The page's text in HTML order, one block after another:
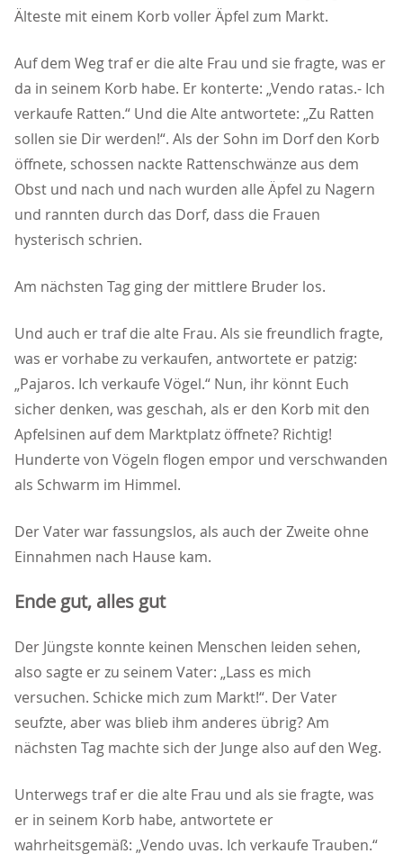
Älteste mit einem Korb voller Äpfel zum Markt.
Auf dem Weg traf er die alte Frau und sie fragte, was er
da in seinem Korb habe. Er konterte: „Vendo ratas.- Ich
verkaufe Ratten.“ Und die Alte antwortete: „Zu Ratten
sollen sie Dir werden!“. Als der Sohn im Dorf den Korb
öffnete, schossen nackte Rattenschwänze aus dem
Obst und nach und nach wurden alle Äpfel zu Nagern
und rannten durch das Dorf, dass die Frauen
hysterisch schrien.
Am nächsten Tag ging der mittlere Bruder los.
Und auch er traf die alte Frau. Als sie freundlich fragte,
was er vorhabe zu verkaufen, antwortete er patzig:
Pajaros. Ich verkaufe Vögel.“ Nun, ihr könnt Euch
sicher denken, was geschah, als er den Korb mit den
Apfelsinen auf dem Marktplatz öffnete? Richtig!
Hunderte von Vögeln flogen empor und verschwanden
als Schwarm im Himmel.
Der Vater war fassungslos, als auch der Zweite ohne
Einnahmen nach Hause kam.
Ende gut, alles gut
Der Jüngste konnte keinen Menschen leiden sehen,
also sagte er zu seinem Vater: „Lass es mich
versuchen. Schicke mich zum Markt!“. Der Vater
seufzte, aber was blieb ihm anderes übrig? Am
nächsten Tag machte sich der Junge also auf den Weg.
Unterwegs traf er die alte Frau und als sie fragte, was
er in seinem Korb habe, antwortete er
wahrheitsgemäß: „Vendo uvas. Ich verkaufe Trauben.“